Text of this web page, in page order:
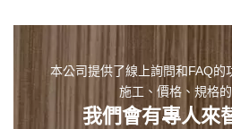
本公司提供了線上詢問和FAQ的
施工、價格、規格
我們會有專人來